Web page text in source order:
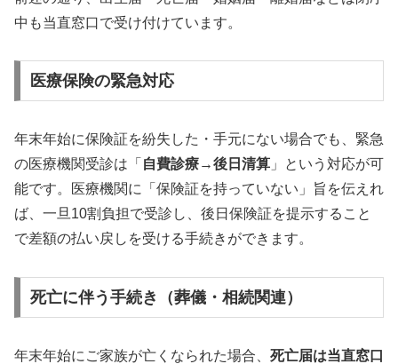
中も当直窓口で受け付けています。
医療保険の緊急対応
年末年始に保険証を紛失した・手元にない場合でも、緊急
の医療機関受診は「 自費診療→後日清算 」という対応が可
能です。医療機関に「保険証を持っていない」旨を伝えれ
ば、一旦10割負担で受診し、後日保険証を提示すること
で差額の払い戻しを受ける手続きができます。
死亡に伴う手続き（葬儀・相続関連）
年末年始にご家族が亡くなられた場合、 死亡届は当直窓口